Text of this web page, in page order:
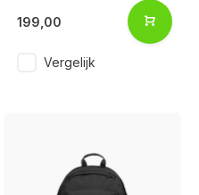
199,00
Vergelijk